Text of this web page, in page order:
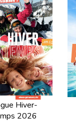
Hiver-
2026